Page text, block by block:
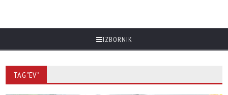
IZBORNIK
TAG "EV"